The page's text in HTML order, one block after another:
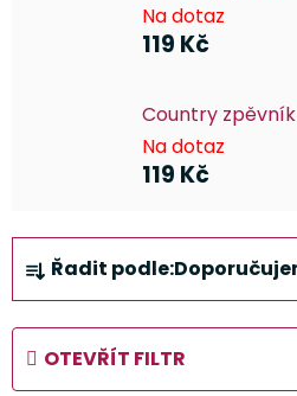
Na dotaz
119 Kč
Country zpěvník
Na dotaz
119 Kč
Ř
a
z
e
n
Řadit podle:
OTEVŘÍT FILTR